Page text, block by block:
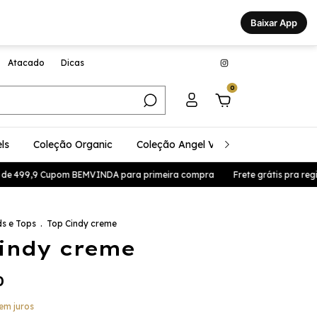
Baixar App
Atacado Dicas
0
Coleção Organic Coleção Angel Vibes
Cupom BEMVINDA para primeira compra Frete grátis pra região
e Tops . Top Cindy creme
creme
juros